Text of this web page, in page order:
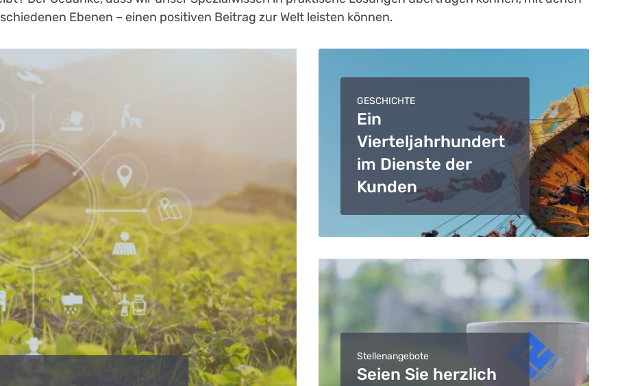
Ebenen – einen positiven Beitrag zur Welt leisten können.
GESCHICHTE
Ein
Vierteljahrhundert
im Dienste der
Kunden
Stellenangebote
Seien Sie herzlich